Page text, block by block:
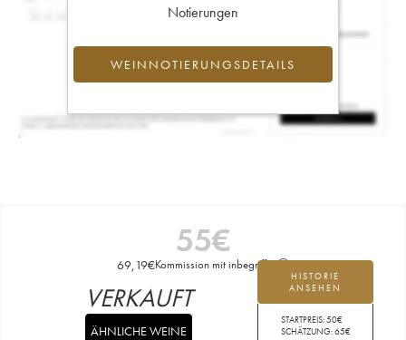
Notierungen
WEINNOTIERUNGSDETAILS
55€
69,19€Kommission mit inbegriffen
HISTORIE
ANSEHEN
STARTPREIS:50€
SCHÄTZUNG:65€
VERKAUFT
ÄHNLICHE WEINE